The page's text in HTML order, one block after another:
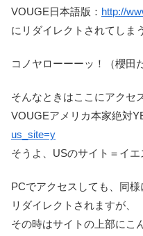
VOUGE日本語版： http://
にリダイレクトされてしま
コノヤローーーッ！（櫻田
そんなときはここにアクセ
VOUGEアメリカ本家絶対
us_site=y
そうよ、USのサイト＝イ
PCでアクセスしても、同
リダイレクトされますが、
その時はサイトの上部にこ